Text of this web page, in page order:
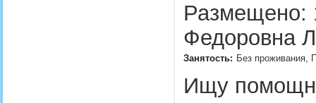
Размещено:
Федоровна
Занятость: Без проживания,
Ищу